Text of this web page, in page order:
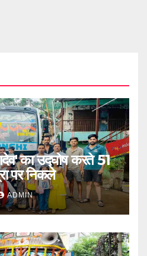
का उद्घोष करते 51
पर निकले
ADMIN